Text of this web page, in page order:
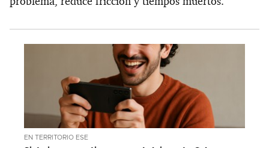
EN TERRITORIO ESE